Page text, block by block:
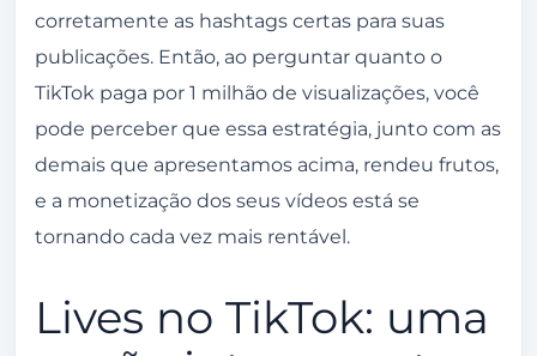
corretamente as hashtags certas para suas
publicações. Então, ao perguntar quanto o
TikTok paga por 1 milhão de visualizações, você
pode perceber que essa estratégia, junto com as
demais que apresentamos acima, rendeu frutos,
e a monetização dos seus vídeos está se
tornando cada vez mais rentável.
Lives no TikTok: uma